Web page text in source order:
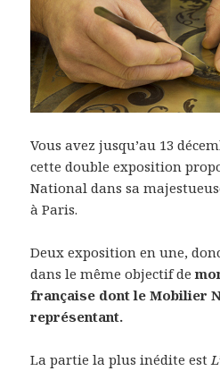
Vous avez jusqu’au 13
cette double exposition
National dans sa
à Paris.
Deux exposition en une,
dans le même objectif de
française dont le Mobilier
représentant.
La partie la plus inédite est